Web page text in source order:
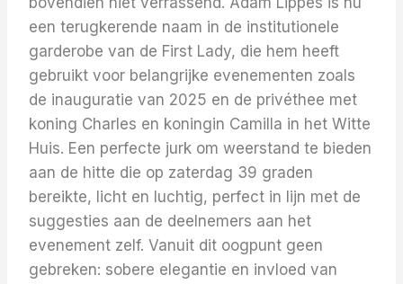
een terugkerende naam in de institutionele
garderobe van de First Lady, die hem heeft
gebruikt voor belangrijke evenementen zoals
de inauguratie van 2025 en de privéthee met
koning Charles en koningin Camilla in het Witte
Huis. Een perfecte jurk om weerstand te bieden
aan de hitte die op zaterdag 39 graden
bereikte, licht en luchtig, perfect in lijn met de
suggesties aan de deelnemers aan het
evenement zelf. Vanuit dit oogpunt geen
gebreken: sobere elegantie en invloed van